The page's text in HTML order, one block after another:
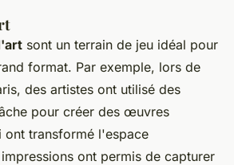
sont un terrain de jeu idéal pour
format. Par exemple, lors de
, des artistes ont utilisé des
pour créer des œuvres
ont transformé l'espace
ont permis de capturer